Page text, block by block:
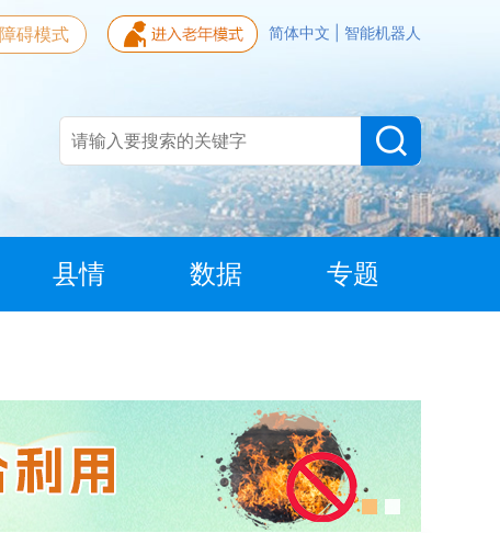
简体中文 智能机器人
碍模式
县情 数据 专题